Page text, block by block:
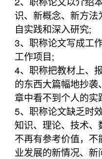
识、新概念、新方
自实践和深入研究;
3、职称论文写成工
工作项目;
4、职称把教材上、
的东西大篇幅地抄
章中看不到个人的实
5、职称论文缺乏时
知识、理论、技术、
不再有参考价值，
业发展的新情况、新